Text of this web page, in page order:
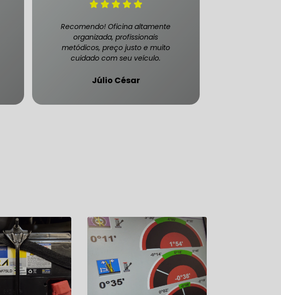
SUL
QUE ATENDE CARRO BLINDADO
Recomendo! Oficina altamente
organizada, profissionais
metódicos, preço justo e muito
cuidado com seu veículo.
Júlio César